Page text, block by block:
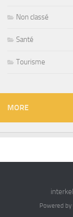
Non classé
Santé
Tourisme
MORE
Powered by